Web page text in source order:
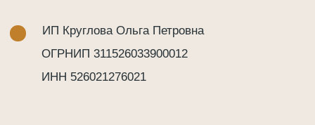
Согласие на обработку персональных данных